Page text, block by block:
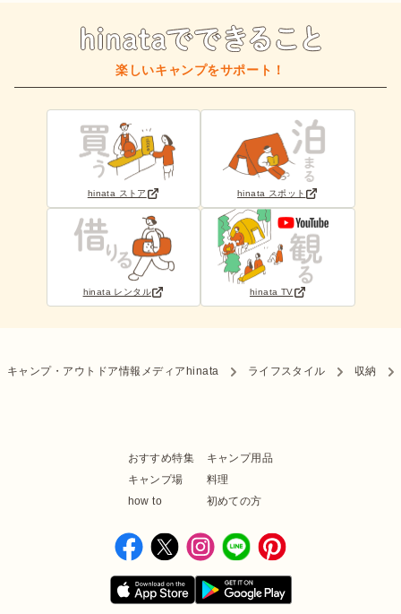
楽しいキャンプをサポート！
hinata ストア hinata スポット
hinata レンタル hinata TV
キャンプ・アウトドア情報メディアhinata ライフスタイル 収納
おすすめ特集
キャンプ用品
キャンプ場
料理
how to
初めての方